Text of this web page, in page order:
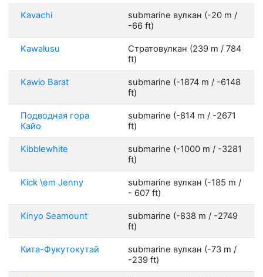
Kavachi
submarine вулкан (-20 m /
-66 ft)
Kawalusu
Стратовулкан (239 m / 784
ft)
Kawio Barat
submarine (-1874 m / -6148
ft)
Подводная гора
Кайо
submarine (-814 m / -2671
ft)
Kibblewhite
submarine (-1000 m / -3281
ft)
Kick \em Jenny
submarine вулкан (-185 m /
- 607 ft)
Kinyo Seamount
submarine (-838 m / -2749
ft)
Кита-Фукутокутай
submarine вулкан (-73 m /
-239 ft)